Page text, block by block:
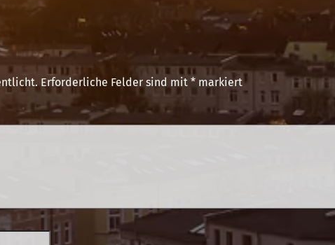
Erforderliche Felder sind mit *markiert